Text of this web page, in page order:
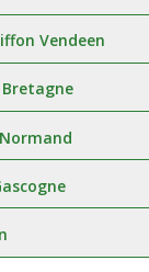
Vendeen
Bretagne